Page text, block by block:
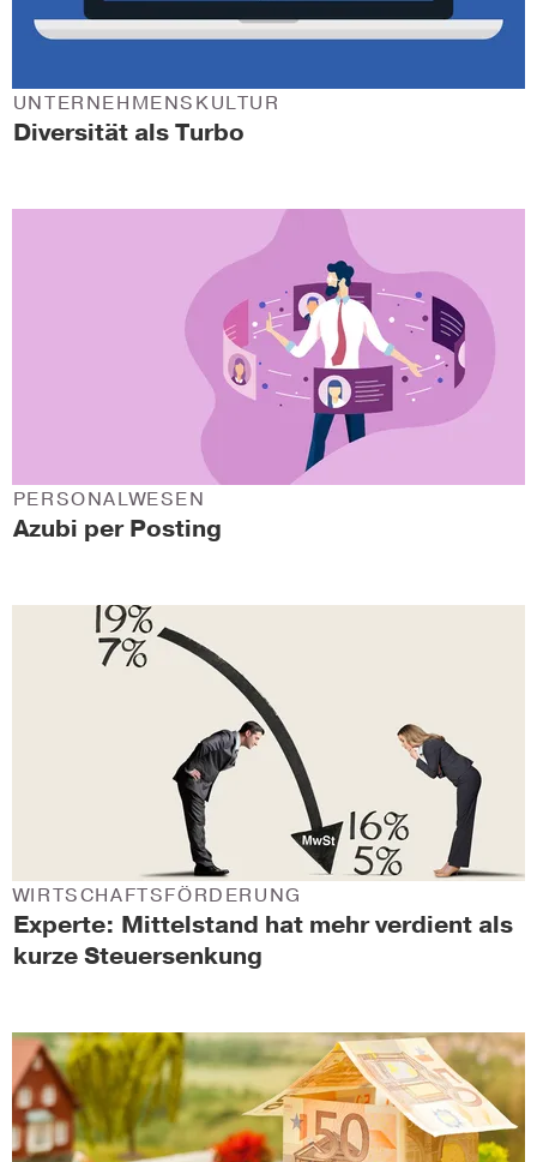
Diversität als Turbo
UNTERNEHMENSKULTUR
Azubi per Posting
PERSONALWESEN
Experte: Mittelstand hat mehr verdient als
kurze Steuersenkung
WIRTSCHAFTSFÖRDERUNG